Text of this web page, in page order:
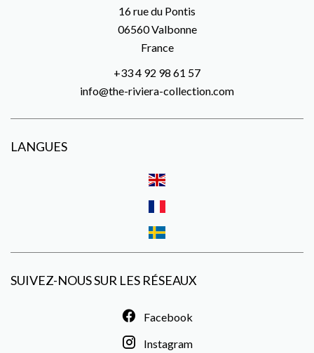
16 rue du Pontis
06560Valbonne
France
+33 4 92 98 61 57
info@the-riviera-collection.com
LANGUES
SUIVEZ-NOUS SUR LES RÉSEAUX
Facebook
Instagram